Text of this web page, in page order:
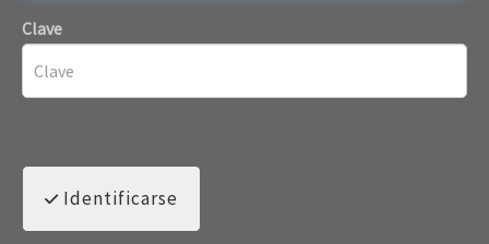
Clave
Identificarse